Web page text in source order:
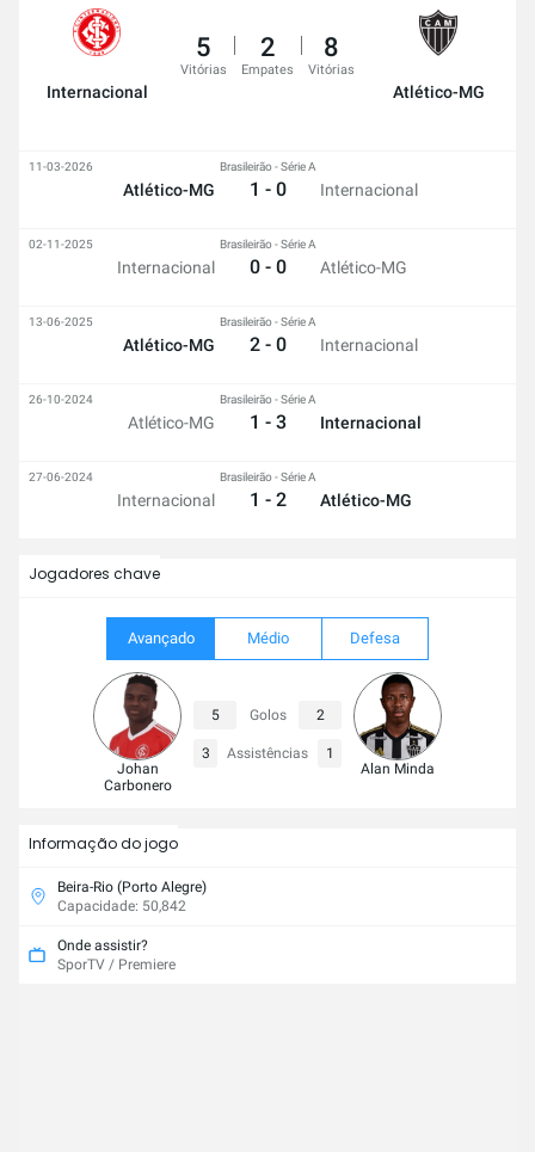
Jogadores chave
Avançado Médio Defesa
Johan
Carbonero
5 Golos 2
3 Assistências
1
Alan Minda
Informação do jogo
Beira-Rio (Porto Alegre)
Capacidade: 50,842
Onde assistir?
SporTV / Premiere
Internacional
5
Vitórias
2
Empates
8
Vitórias
Atlético-MG
Atlético-MG
Brasileirão - Série A
1 - 0 Internacional
11-03-2026
Internacional
Brasileirão - Série A
0 - 0 Atlético-MG
02-11-2025
Atlético-MG
Brasileirão - Série A
2 - 0 Internacional
13-06-2025
Atlético-MG
Brasileirão - Série A
1 - 3 Internacional
26-10-2024
Internacional
Brasileirão - Série A
1 - 2 Atlético-MG
27-06-2024